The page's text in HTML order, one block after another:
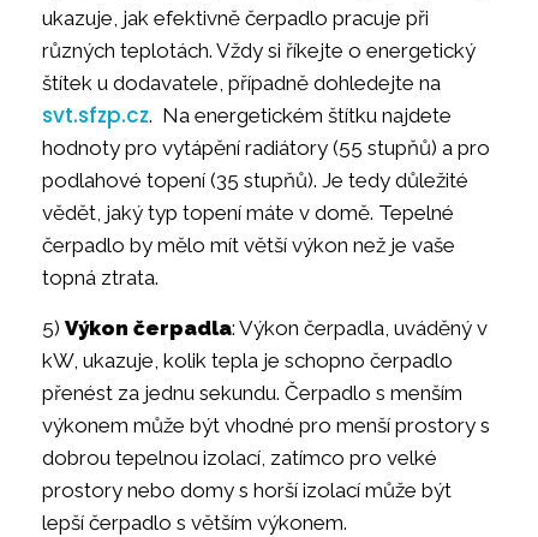
ukazuje, jak efektivně čerpadlo pracuje při
různých teplotách. Vždy si říkejte o energetický
štítek u dodavatele, případně dohledejte na
svt.sfzp.cz. Na energetickém štítku najdete
hodnoty pro vytápění radiátory (55 stupňů) a pro
podlahové topení (35 stupňů). Je tedy důležité
vědět, jaký typ topení máte v domě. Tepelné
čerpadlo by mělo mít větší výkon než je vaše
topná ztrata.
5) Výkon čerpadla: Výkon čerpadla, uváděný v
kW, ukazuje, kolik tepla je schopno čerpadlo
přenést za jednu sekundu. Čerpadlo s menším
výkonem může být vhodné pro menší prostory s
dobrou tepelnou izolací, zatímco pro velké
prostory nebo domy s horší izolací může být
lepší čerpadlo s větším výkonem.